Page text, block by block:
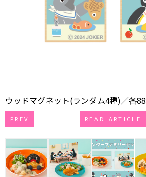
ウッドマグネット(ランダム4種)／各
PREV READ ARTICLE